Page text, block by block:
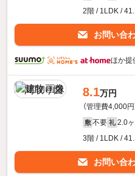
2階 / 1LDK /
お問い合
ほか提
8.1万円
（管理費4,000円
敷 不要 礼 2.0
3階 / 1LDK /
お問い合